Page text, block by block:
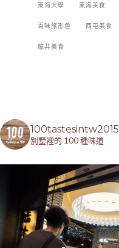
東海大學 東海美食
百味旅形色 西屯美食
龍井美食
100tastesintw2015
別墅裡的 100 種味道